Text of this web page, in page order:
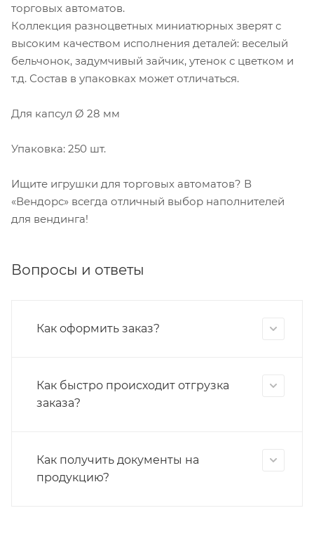
торговых автоматов.
Коллекция разноцветных миниатюрных зверят с
высоким качеством исполнения деталей: веселый
бельчонок, задумчивый зайчик, утенок с цветком и
т.д. Состав в упаковках может отличаться.
Для капсул Ø 28 мм
Упаковка: 250 шт.
Ищите игрушки для торговых автоматов? В
«Вендорс» всегда отличный выбор наполнителей
для вендинга!
Вопросы и ответы
Как оформить заказ?
Как быстро происходит отгрузка
заказа?
Как получить документы на
продукцию?